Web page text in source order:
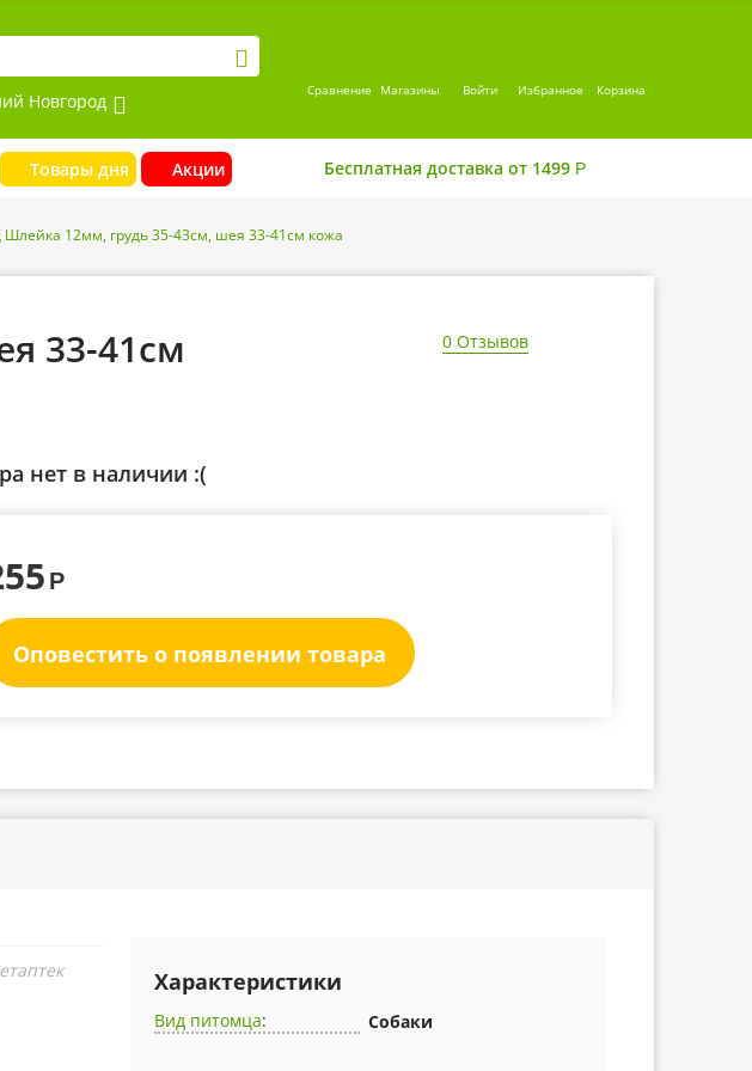
Новгород Сравнение Магазины Войти Избранное Корзина
Товары дня Акции Бесплатная доставка от 1499 Р
Шлейка 12мм, грудь 35-43см, шея 33-41см кожа
33-41см
0 Отзывов
нет в наличии :(
Р
Оповестить о появлении товара
Характеристики
Вид питомца: Собаки